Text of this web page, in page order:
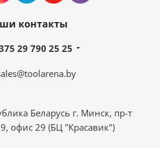
контакты
29 790 25 25
Беларусь г. Минск, пр-т
офис 29 (БЦ "Красавик")